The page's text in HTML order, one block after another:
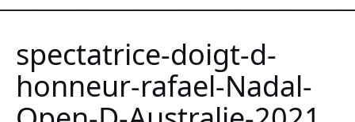
spectatrice-doigt-d-
honneur-rafael-Nadal-